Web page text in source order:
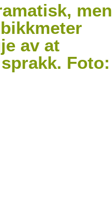
men
av at
Foto: